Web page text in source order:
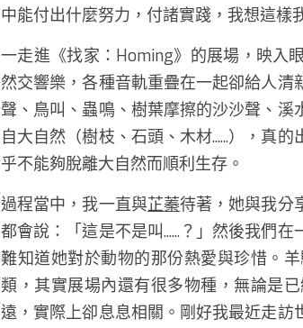
中能付出什麼努力，付諸實踐，我想這樣
一走進《找家：Homing》的展場，映入
然交響樂，各種音軌重疊在一起卻給人
聲、鳥叫、蟲鳴、樹葉摩擦的沙沙聲、溪
自大自然（樹枝、石頭、木材......），真
乎不能夠脫離大自然而順利生存。
過程當中，我一直與芷蓁待著，她與我分
都會說：「這是不是叫......？」然後我們
難知道她對於動物的那份熱愛與珍惜。
類，其實展場內還有很多物種，無論是
遠，實際上卻息息相關。剛好我最近走